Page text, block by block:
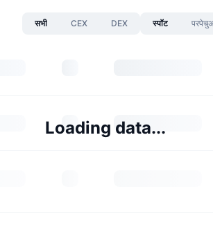
सभी CEX DEX स्पॉट
Loading data...